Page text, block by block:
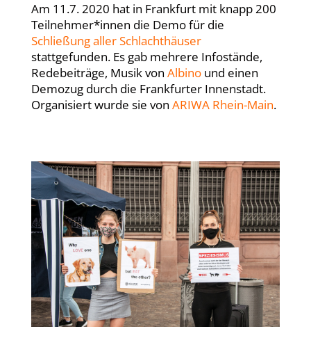
Am 11.7. 2020 hat in Frankfurt mit knapp 200
Teilnehmer*innen die Demo für die
Schließung aller Schlachthäuser
stattgefunden. Es gab mehrere Infostände,
Redebeiträge, Musik von Albinound einen
Demozug durch die Frankfurter Innenstadt.
Organisiert wurde sie von ARIWA Rhein-Main.